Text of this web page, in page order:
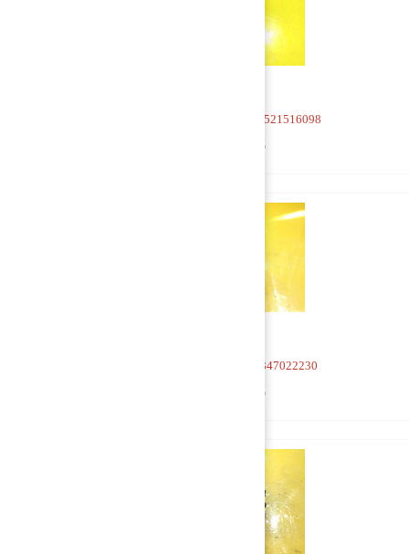
Кран 4-х контурный 81521516098
1 500 руб
Кран 4-х контурный 9347022230
1 000 руб